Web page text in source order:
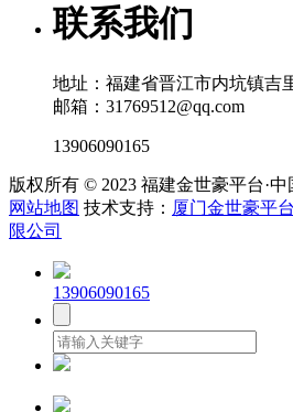
联系我们
地址：福建省晋江市内坑镇吉
邮箱：31769512@qq.com
13906090165
版权所有 © 2023 福建金世豪平台·
网站地图 技术支持： 厦门金世豪平
限公司
13906090165